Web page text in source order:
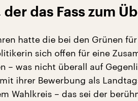
der das Fass zum
hatte die bei den Grünen
sich offen für eine
– was nicht überall auf
ihrer Bewerbung als
Wahlkreis – das sei der